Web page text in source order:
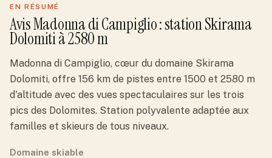
EN RÉSUMÉ
AvisMadonna di Campiglio: stationSkirama
Dolomitià 2580 m
Madonna di Campiglio, cœur du domaine Skirama
Dolomiti, offre 156 km de pistes entre 1500 et 2580 m
d'altitude avec des vues spectaculaires sur les trois
pics des Dolomites. Station polyvalente adaptée aux
familles et skieurs de tous niveaux.
Domaine skiable